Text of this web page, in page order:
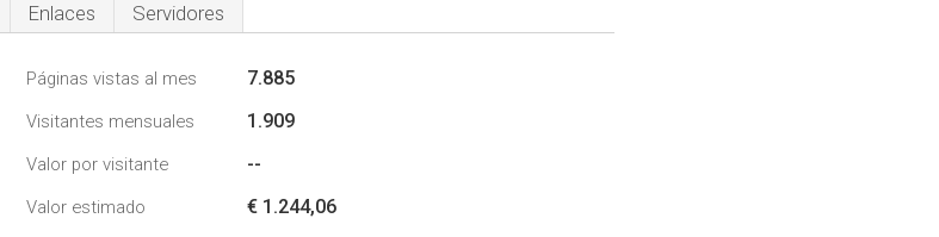
Enlaces Servidores
Páginas vistas al mes 7.885
Visitantes mensuales 1.909
Valor por visitante --
Valor estimado € 1.244,06